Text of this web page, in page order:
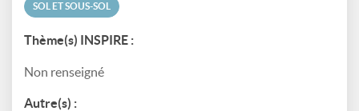
SOL ET SOUS-SOL
Thème(s) INSPIRE :
Non renseigné
Autre(s) :